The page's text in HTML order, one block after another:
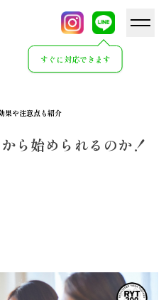
すぐに対応できます
果や注意点も紹介
ら始められるのか！